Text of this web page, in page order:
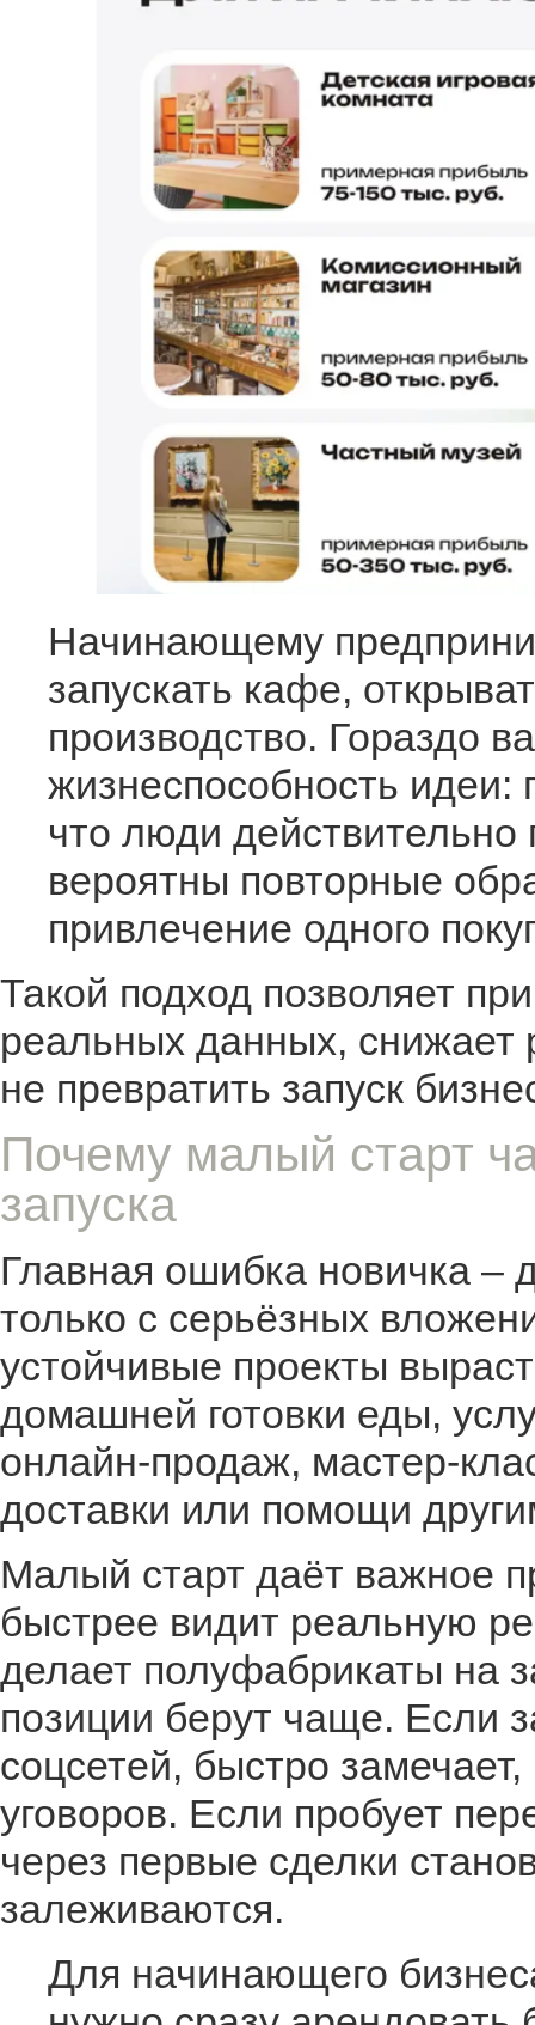
Начинающему
запускать кафе,
производство. Гораздо
жизнеспособность идеи:
что люди действительно
вероятны повторные
привлечение одного
Такой подход позволяет
реальных данных, снижает
не превратить запуск
Почему малый старт
запуска
Главная ошибка новичка –
только с серьёзных
устойчивые проекты
домашней готовки еды,
онлайн-продаж, мастер-
доставки или помощи
Малый старт даёт важное
быстрее видит реальную
делает полуфабрикаты на
позиции берут чаще. Если
соцсетей, быстро
уговоров. Если пробует
через первые сделки
залеживаются.
Для начинающего